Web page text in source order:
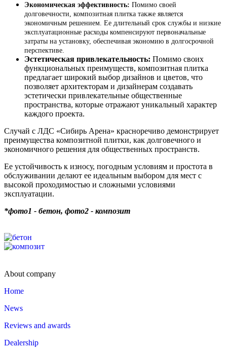
Экономическая эффективность: Помимо своей
долговечности, композитная плитка также является
экономичным решением. Ее длительный срок службы и низкие
эксплуатационные расходы компенсируют первоначальные
затраты на установку, обеспечивая экономию в долгосрочной
перспективе.
Эстетическая привлекательность: Помимо своих
функциональных преимуществ, композитная плитка
предлагает широкий выбор дизайнов и цветов, что
позволяет архитекторам и дизайнерам создавать
эстетически привлекательные общественные
пространства, которые отражают уникальный характер
каждого проекта.
Случай с ЛДС «Сибирь Арена» красноречиво демонстрирует
преимущества композитной плитки, как долговечного и
экономичного решения для общественных пространств.
Ее устойчивость к износу, погодным условиям и простота в
обслуживании делают ее идеальным выбором для мест с
высокой проходимостью и сложными условиями
эксплуатации.
*фото1 - бетон, фото2 - композит
About company
Home
News
Reviews and awards
Dealership